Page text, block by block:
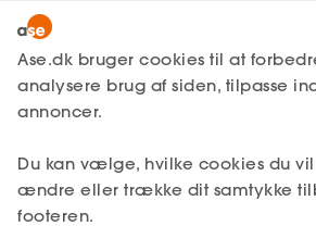
MitAse
Ase Selvstændig
Dokumenter.dk
Lønmodtager
A-kasse
Fagforening
Lønsikring
Få svar
Lønmodtager Kontakt os
Lokalkontor:
Ase Hillerød
Ase.dk bruger cookies til at
analysere brug af siden, tilpasse
annoncer.
Du kan vælge, hvilke cookies du
ændre eller trække dit samtykke
footeren.